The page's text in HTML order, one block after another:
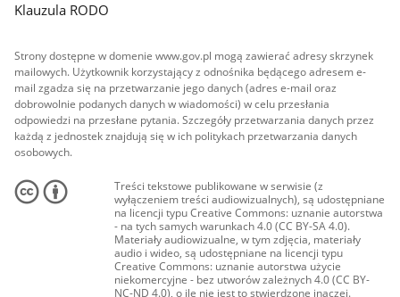
Klauzula RODO
Strony dostępne w domenie www.gov.pl mogą zawierać adresy skrzynek
mailowych. Użytkownik korzystający z odnośnika będącego adresem e-
mail zgadza się na przetwarzanie jego danych (adres e-mail oraz
dobrowolnie podanych danych w wiadomości) w celu przesłania
odpowiedzi na przesłane pytania. Szczegóły przetwarzania danych przez
każdą z jednostek znajdują się w ich politykach przetwarzania danych
osobowych.
Treści tekstowe publikowane w serwisie (z
wyłączeniem treści audiowizualnych), są udostępniane
na licencji typu Creative Commons: uznanie autorstwa
- na tych samych warunkach 4.0 (CC BY-SA 4.0).
Materiały audiowizualne, w tym zdjęcia, materiały
audio i wideo, są udostępniane na licencji typu
Creative Commons: uznanie autorstwa użycie
niekomercyjne - bez utworów zależnych 4.0 (CC BY-
NC-ND 4.0), o ile nie jest to stwierdzone inaczej.